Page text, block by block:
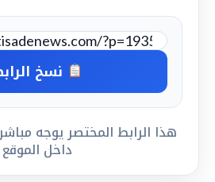
نسخ
هذا الرابط المختصر يوجه
داخل الموقع